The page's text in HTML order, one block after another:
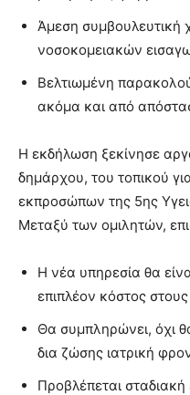
Άμεση συμβουλευτική
νοσοκομειακών
Βελτιωμένη
ακόμα και από
Η εκδήλωση ξεκίνησε
δημάρχου, του τοπικού
εκπροσώπων της 5ης
Μεταξύ των ομιλητών,
Η νέα υπηρεσία θα
επιπλέον κόστος
Θα συμπληρώνει, όχι
δια ζώσης ιατρική
Προβλέπεται σταδιακή